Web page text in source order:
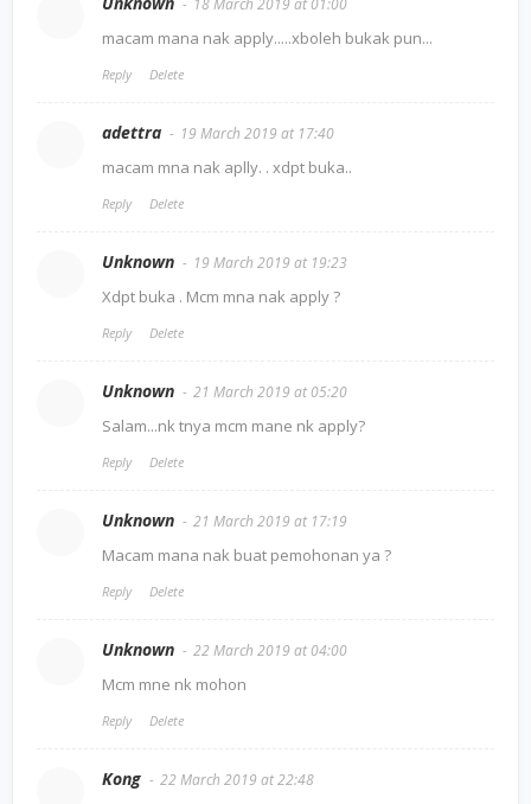
macam mana nak apply.....xboleh bukak pun...
Reply Delete
adettra 19 March 2019 at 17:40
macam mna nak aplly. . xdpt buka..
Reply Delete
Unknown 19 March 2019 at 19:23
Xdpt buka . Mcm mna nak apply ?
Reply Delete
Unknown 21 March 2019 at 05:20
Salam...nk tnya mcm mane nk apply?
Reply Delete
Unknown 21 March 2019 at 17:19
Macam mana nak buat pemohonan ya ?
Reply Delete
Unknown 22 March 2019 at 04:00
Mcm mne nk mohon
Reply Delete
Kong 22 March 2019 at 22:48